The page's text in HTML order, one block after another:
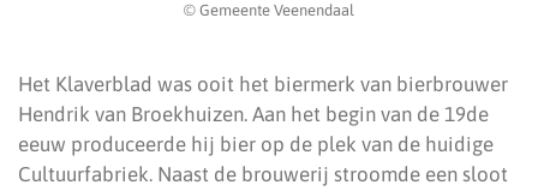
© Gemeente Veenendaal
Het Klaverblad was ooit het biermerk van bierbrouwer
Hendrik van Broekhuizen. Aan het begin van de 19de
eeuw produceerde hij bier op de plek van de huidige
Cultuurfabriek. Naast de brouwerij stroomde een sloot